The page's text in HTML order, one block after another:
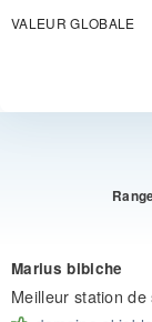
VALEUR GLOBALE
Marius bibiche
Meilleur station